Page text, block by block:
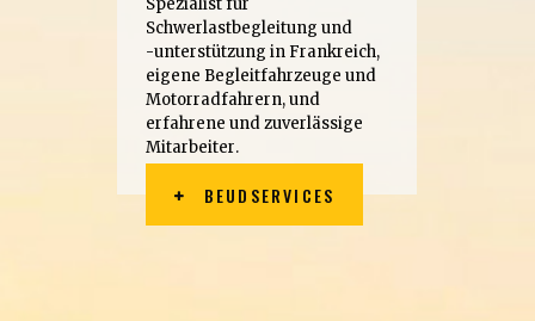
Spezialistfür
Schwerlastbegleitung und
-unterstützung in Frankreich,
eigene Begleitfahrzeuge und
Motorradfahrern,und
erfahrene undzuverlässige
Mitarbeiter.
BEUDSERVICES